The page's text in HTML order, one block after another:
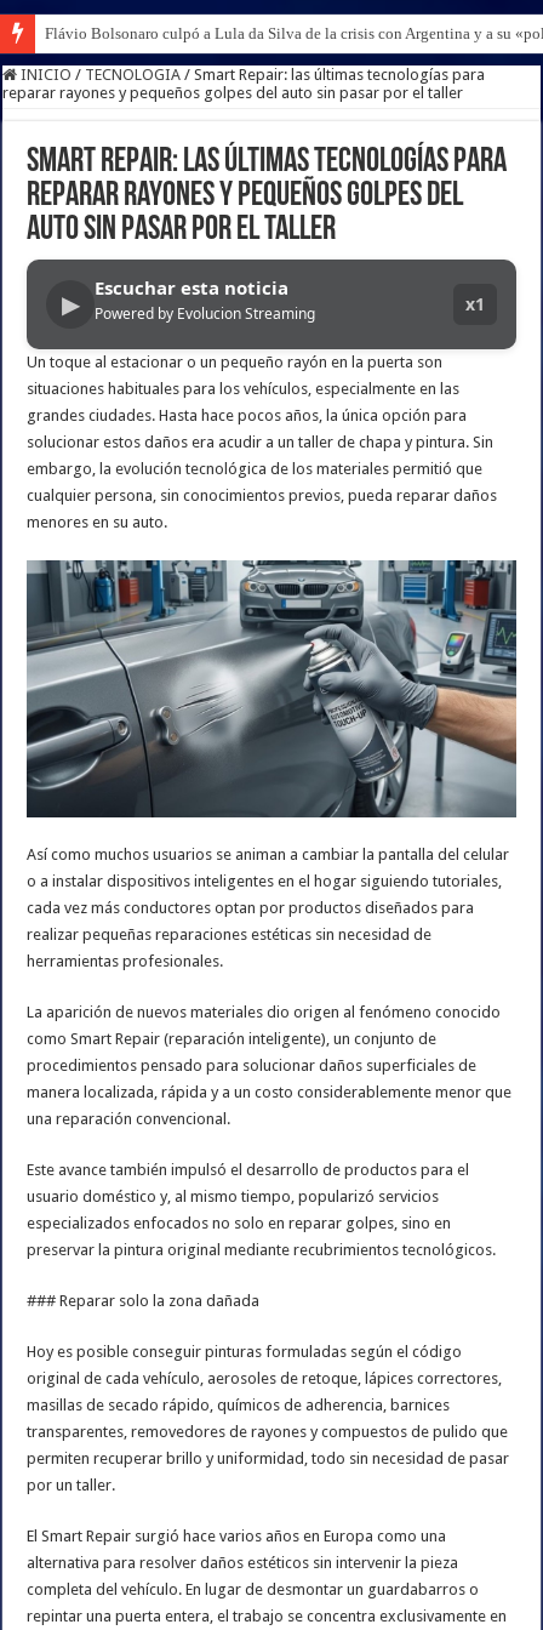
Flávio Bolsonaro culpó a Lula da Silva de la crisis con Argentina y a su
INICIO / TECNOLOGIA / Smart Repair: las últimas tecnologías para
reparar rayones y pequeños golpes del auto sin pasar por el taller
Smart Repair: las últimas tecnologías para
reparar rayones y pequeños golpes del
auto sin pasar por el taller
▶
Escuchar esta noticia
Powered by Evolucion Streaming x1
Un toque al estacionar o un pequeño rayón en la puerta son
situaciones habituales para los vehículos, especialmente en las
grandes ciudades. Hasta hace pocos años, la única opción para
solucionar estos daños era acudir a un taller de chapa y pintura. Sin
embargo, la evolución tecnológica de los materiales permitió que
cualquier persona, sin conocimientos previos, pueda reparar daños
menores en su auto.
Así como muchos usuarios se animan a cambiar la pantalla del celular
o a instalar dispositivos inteligentes en el hogar siguiendo tutoriales,
cada vez más conductores optan por productos diseñados para
realizar pequeñas reparaciones estéticas sin necesidad de
herramientas profesionales.
La aparición de nuevos materiales dio origen al fenómeno conocido
como Smart Repair (reparación inteligente), un conjunto de
procedimientos pensado para solucionar daños superficiales de
manera localizada, rápida y a un costo considerablemente menor que
una reparación convencional.
Este avance también impulsó el desarrollo de productos para el
usuario doméstico y, al mismo tiempo, popularizó servicios
especializados enfocados no solo en reparar golpes, sino en
preservar la pintura original mediante recubrimientos tecnológicos.
### Reparar solo la zona dañada
Hoy es posible conseguir pinturas formuladas según el código
original de cada vehículo, aerosoles de retoque, lápices correctores,
masillas de secado rápido, químicos de adherencia, barnices
transparentes, removedores de rayones y compuestos de pulido que
permiten recuperar brillo y uniformidad, todo sin necesidad de pasar
por un taller.
El Smart Repair surgió hace varios años en Europa como una
alternativa para resolver daños estéticos sin intervenir la pieza
completa del vehículo. En lugar de desmontar un guardabarros o
repintar una puerta entera, el trabajo se concentra exclusivamente en